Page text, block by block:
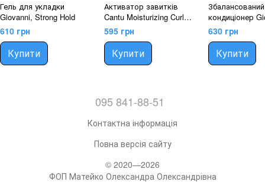
Гель для укладки
Giovanni, Strong Hold
610 грн
Купити
Активатор завитків
Cantu Moisturizing Curl
Activator Cream
595 грн
Купити
Збалансований
кондиціонер
50:50 Balanced
630 грн
Купити
095 841-88-51
Контактна інформація
Повна версія сайту
© 2020—2026
ФОП Матейко Олександра Олександрівна